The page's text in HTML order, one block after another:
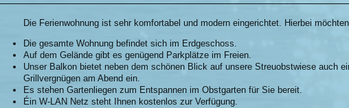
Die Ferienwohnung ist sehr komfortabel und modern eingerichtet. Hierbei möchten
Die gesamte Wohnung befindet sich im Erdgeschoss.
Auf dem Gelände gibt es genügend Parkplätze im Freien.
Unser Balkon bietet neben dem schönen Blick auf unsere Streuobstwiese auch
Grillvergnügen am Abend ein.
Es stehen Gartenliegen zum Entspannen im Obstgarten für Sie bereit.
Éin W-LAN Netz steht Ihnen kostenlos zur Verfügung.